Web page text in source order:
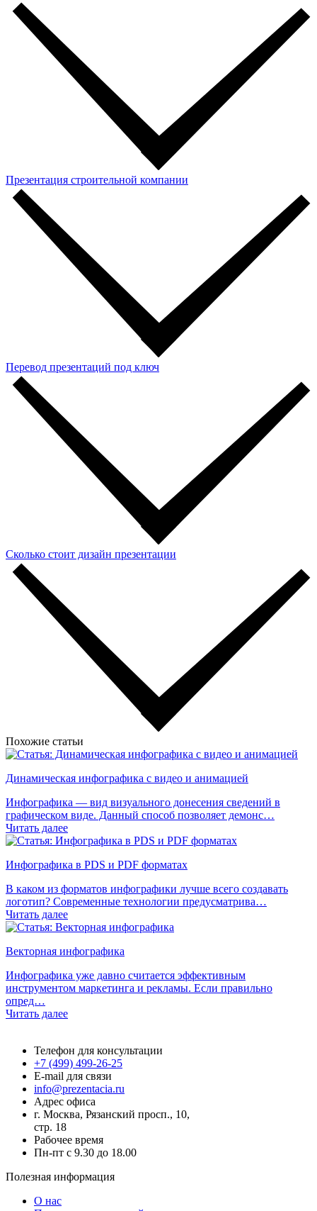
Презентация строительной компании
Перевод презентаций под ключ
Сколько стоит дизайн презентации
Похожие статьи
Динамическая инфографика с видео и анимацией
Инфографика — вид визуального донесения сведений в
графическом виде. Данный способ позволяет демонс…
Читать далее
Инфографика в PDS и PDF форматах
В каком из форматов инфографики лучше всего создавать
логотип? Современные технологии предусматрива…
Читать далее
Векторная инфографика
Инфографика уже давно считается эффективным
инструментом маркетинга и рекламы. Если правильно
опред…
Читать далее
Телефон для консультации
+7 (499) 499-26-25
E-mail для связи
info@prezentacia.ru
Адрес офиса
г. Москва, Рязанский просп., 10,
стр. 18
Рабочее время
Пн-пт с 9.30 до 18.00
Полезная информация
О нас